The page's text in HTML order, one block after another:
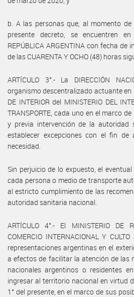
b. A las personas que, al momento
presente decreto, se encuentren
REPÚBLICA ARGENTINA con fecha
de las CUARENTA Y OCHO (48) horas
ARTÍCULO 3°.- La DIRECCIÓN
organismo descentralizado actuante en
DE INTERIOR del MINISTERIO DEL
TRANSPORTE, cada uno en el marco
y previa intervención de la autoridad
establecer excepciones con el fin de
necesidad.
Sin perjuicio de lo expuesto, el
cada persona o medio de transporte
al estricto cumplimiento de las
autoridad sanitaria nacional.
ARTÍCULO 4°.- El MINISTERIO DE
COMERCIO INTERNACIONAL Y
representaciones argentinas en el
a efectos de facilitar la atención de las
nacionales argentinos o residentes
ingresar al territorio nacional en virtud
1° del presente, en el marco de sus